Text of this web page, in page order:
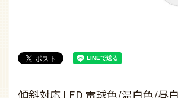
傾斜対応 LED 電球色/温白色/昼